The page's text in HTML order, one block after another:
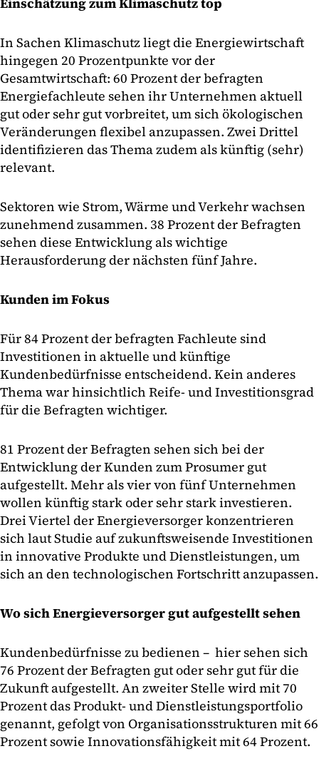
In Sachen Klimaschutz liegt die Energiewirtschaft
hingegen 20 Prozentpunkte vor der
Gesamtwirtschaft: 60 Prozent der befragten
Energiefachleute sehen ihr Unternehmen aktuell
gut oder sehr gut vorbreitet, um sich ökologischen
Veränderungen flexibel anzupassen. Zwei Drittel
identifizieren das Thema zudem als künftig (sehr)
relevant.
Sektoren wie Strom, Wärme und Verkehr wachsen
zunehmend zusammen. 38 Prozent der Befragten
sehen diese Entwicklung als wichtige
Herausforderung der nächsten fünf Jahre.
Kunden im Fokus
Für 84 Prozent der befragten Fachleute sind
Investitionen in aktuelle und künftige
Kundenbedürfnisse entscheidend. Kein anderes
Thema war hinsichtlich Reife- und Investitionsgrad
für die Befragten wichtiger.
81 Prozent der Befragten sehen sich bei der
Entwicklung der Kunden zum Prosumer gut
aufgestellt. Mehr als vier von fünf Unternehmen
wollen künftig stark oder sehr stark investieren.
Drei Viertel der Energieversorger konzentrieren
sich laut Studie auf zukunftsweisende Investitionen
in innovative Produkte und Dienstleistungen, um
sich an den technologischen Fortschritt anzupassen.
Wo sich Energieversorger gut aufgestellt sehen
Kundenbedürfnisse zu bedienen – hier sehen sich
76 Prozent der Befragten gut oder sehr gut für die
Zukunft aufgestellt. An zweiter Stelle wird mit 70
Prozent das Produkt- und Dienstleistungsportfolio
genannt, gefolgt von Organisationsstrukturen mit 66
Prozent sowie Innovationsfähigkeit mit 64 Prozent.